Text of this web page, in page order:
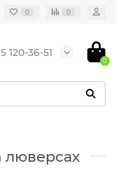
0 0
120-36-51
0